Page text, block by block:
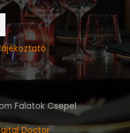
Falatok Csepel
Doctor